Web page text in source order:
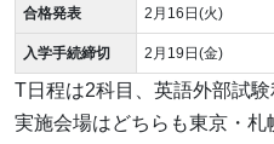
合格発表 2月16日(火)
入学手続締切 2月19日(金)
T日程は2科目、英語外部試験
実施会場はどちらも東京・